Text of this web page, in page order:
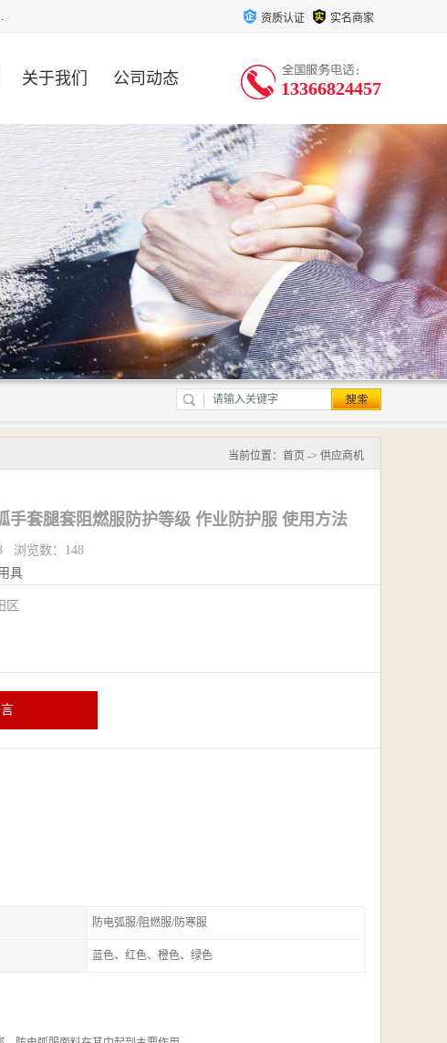
价格合理，欢迎在线致电咨询。 资质认证 实名商家
关于我们 公司动态 13366824457
当前位置： 首页 -> 供应商机
手套腿套阻燃服防护等级 作业防护服 使用方法
浏览数：148
具
区
防电弧服/阻燃服/防寒服
蓝色、红色、橙色、绿色